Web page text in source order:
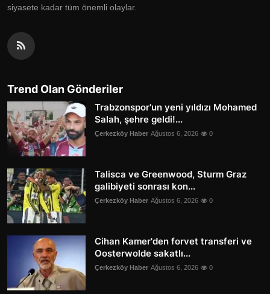
siyasete kadar tüm önemli olaylar.
Trend Olan Gönderiler
Trabzonspor'un yeni yıldızı Mohamed
Salah, şehre geldi!...
Çerkezköy Haber Ağustos 6, 2026 0
Talisca ve Greenwood, Sturm Graz
galibiyeti sonrası kon...
Çerkezköy Haber Ağustos 6, 2026 0
Cihan Kamer'den forvet transferi ve
Oosterwolde sakatlı...
Çerkezköy Haber Ağustos 6, 2026 0